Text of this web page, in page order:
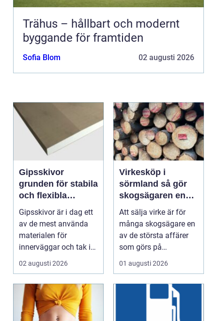
Trähus – hållbart och modernt
byggande för framtiden
Sofia Blom 02 augusti 2026
Gipsskivor
grunden för stabila
och flexibla
innerväggar
Gipsskivor är i dag ett
av de mest använda
materialen för
innerväggar och tak i
både bostäder och of...
02 augusti 2026
Virkesköp i
sörmland så gör
skogsägaren en
trygg och lönsam
affär
Att sälja virke är för
många skogsägare en
av de största affärer
som görs på
fastigheten. Samtidigt
01 augusti 2026